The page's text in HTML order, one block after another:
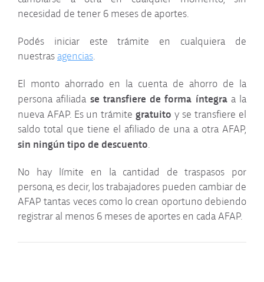
Inversiones, controles y
trámites
necesidad de tener 6 meses de aportes.
Podés iniciar este trámite en cualquiera de
nuestrasagencias.
El monto ahorrado en la cuenta de ahorro de la
persona afiliada se transfiere de forma íntegraa la
nueva AFAP. Es un trámite gratuito y se transfiere el
saldo total que tiene el afiliado de una a otra AFAP,
sin ningún tipo de descuento.
No hay límite en la cantidad de traspasos por
persona, es decir, los trabajadores pueden cambiar de
AFAP tantas veces como lo crean oportuno debiendo
registrar al menos 6 meses de aportes en cada AFAP.